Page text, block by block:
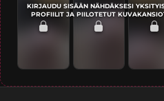
KIRJAUDU SISÄÄN NÄHDÄKSESI
PROFIILIT JA PIILOTETUT